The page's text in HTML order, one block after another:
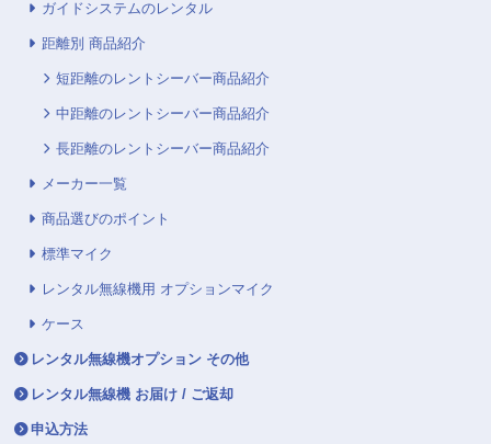
ガイドシステムのレンタル
距離別 商品紹介
短距離のレントシーバー商品紹介
中距離のレントシーバー商品紹介
長距離のレントシーバー商品紹介
メーカー一覧
商品選びのポイント
標準マイク
レンタル無線機用 オプションマイク
ケース
レンタル無線機オプション その他
レンタル無線機 お届け / ご返却
申込方法